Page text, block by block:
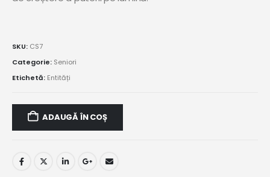
SKU: CS7
Categorie: Seniori
Etichetă: Entități
ADAUGĂ ÎN COȘ